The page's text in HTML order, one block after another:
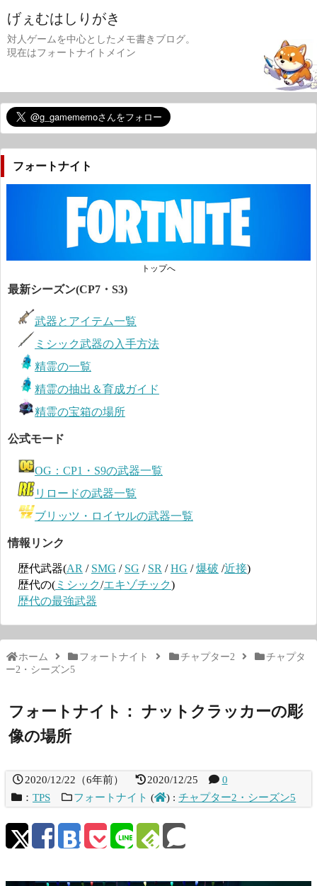
げぇむはしりがき
対人ゲームを中心としたメモ書きブログ。
現在はフォートナイトメイン
フォートナイト
トップへ
最新シーズン(CP7・S3)
武器とアイテム一覧
ミシック武器の入手方法
精霊の一覧
精霊の抽出＆育成ガイド
精霊の宝箱の場所
公式モード
OG：CP1・S9の武器一覧
リロードの武器一覧
ブリッツ・ロイヤルの武器一覧
情報リンク
歴代武器(AR / SMG / SG / SR /HG /爆破 /近接)
歴代の( ミシック/エキゾチック)
歴代の最強武器
ホーム フォートナイト チャプター2
チャプタ
ー2・シーズン5
フォートナイト： ナットクラッカーの彫
像の場所
2020/12/22 （6年前） 2020/12/25
0
： TPS フォートナイト ( ) :チャプター2・シーズン5